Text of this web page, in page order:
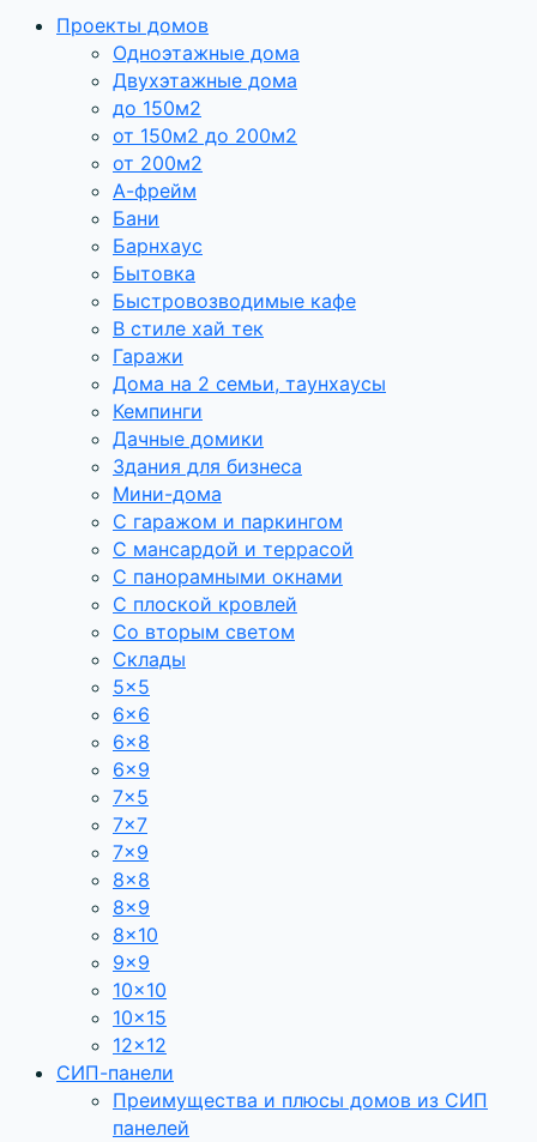
Проекты домов
Одноэтажные дома
Двухэтажные дома
до 150м2
от 150м2 до 200м2
от 200м2
А-фрейм
Бани
Барнхаус
Бытовка
Быстровозводимые кафе
В стиле хай тек
Гаражи
Дома на 2 семьи, таунхаусы
Кемпинги
Дачные домики
Здания для бизнеса
Мини-дома
С гаражом и паркингом
С мансардой и террасой
С панорамными окнами
С плоской кровлей
Со вторым светом
Склады
5×5
6×6
6×8
6×9
7×5
7×7
7×9
8×8
8×9
8×10
9×9
10×10
10×15
12×12
СИП-панели
Преимущества и плюсы домов из СИП
панелей